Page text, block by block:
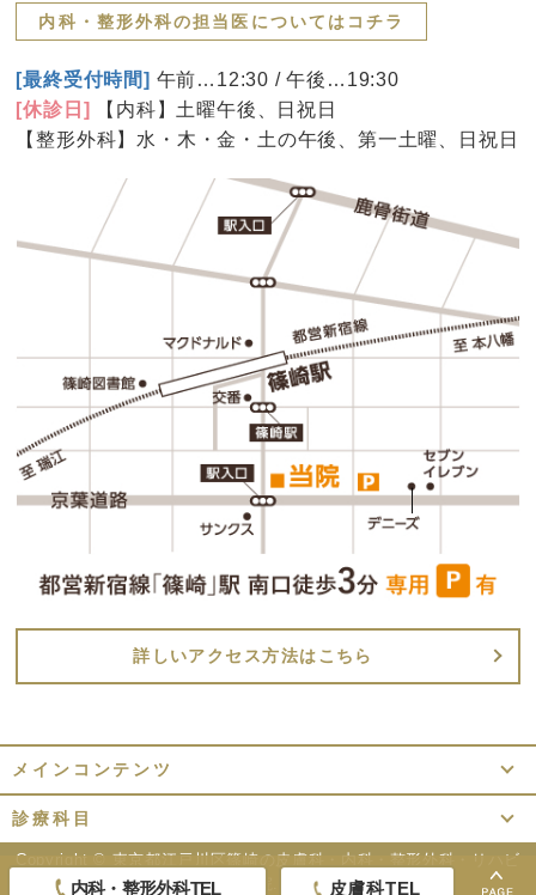
内科・整形外科TEL 皮膚科TEL
内科・整形外科の担当医についてはコチラ
[最終受付時間] 午前…12:30 / 午後…19:30
[休診日]
【内科】土曜午後、日祝日
【整形外科】水・木・金・土の午後、第一土曜、日祝日
詳しいアクセス方法はこちら
メインコンテンツ
診療科目
Copyright © 東京都江戸川区篠崎の皮膚科・内科・整形外科・リハビ
リテーション｜香雪医院.
All Rights Reserved.